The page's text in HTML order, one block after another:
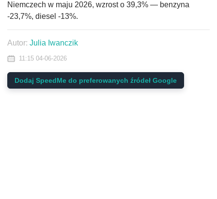
Niemczech w maju 2026, wzrost o 39,3% — benzyna
-23,7%, diesel -13%.
Autor: Julia Iwanczik
11:15 04-06-2026
Dodaj SpeedMe do preferowanych źródeł Google